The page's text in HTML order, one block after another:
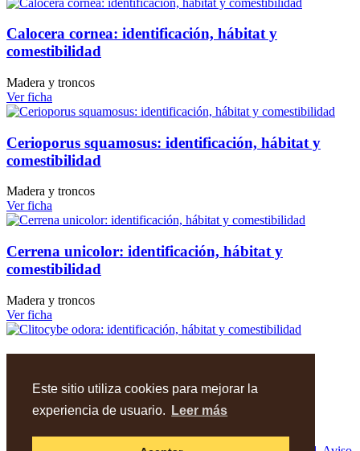
Este sitio utiliza cookies para mejorar la
experiencia de usuario.
Leer más
Calocera cornea: identificación, hábitat y
comestibilidad
Madera y troncos
Ver ficha
Cerioporus squamosus: identificación, hábitat y
comestibilidad
Madera y troncos
Ver ficha
Cerrena unicolor: identificación, hábitat y
comestibilidad
Madera y troncos
Ver ficha
Madera y troncos